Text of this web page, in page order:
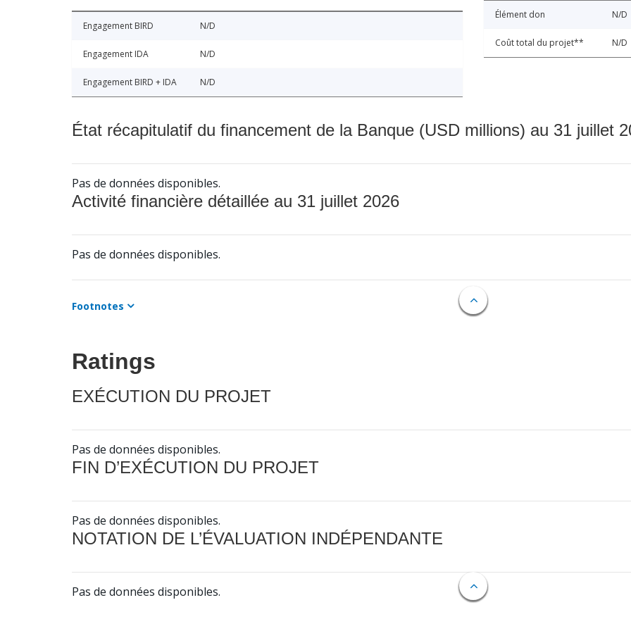
Engagement BIRD N/D
Engagement IDA N/D
Engagement BIRD + IDA N/D
Élément don N/D
Coût total du projet** N/D
État récapitulatif du financement de la Banque (USD millions) au 31 juillet
Pas de données disponibles.
Activité financière détaillée au 31 juillet 2026
Pas de données disponibles.
Footnotes
Ratings
EXÉCUTION DU PROJET
Pas de données disponibles.
FIN D’EXÉCUTION DU PROJET
Pas de données disponibles.
NOTATION DE L’ÉVALUATION INDÉPENDANTE
Pas de données disponibles.